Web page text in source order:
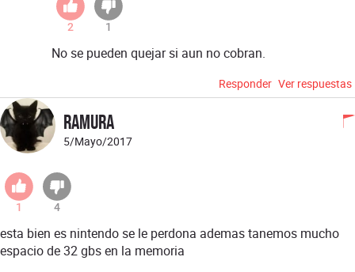
2 1
No se pueden quejar si aun no cobran.
Responder Ver respuestas
Ramura
5/Mayo/2017
1 4
esta bien es nintendo se le perdona ademas tanemos mucho
espacio de 32 gbs en la memoria